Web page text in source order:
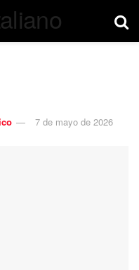
7 de mayo de 2026